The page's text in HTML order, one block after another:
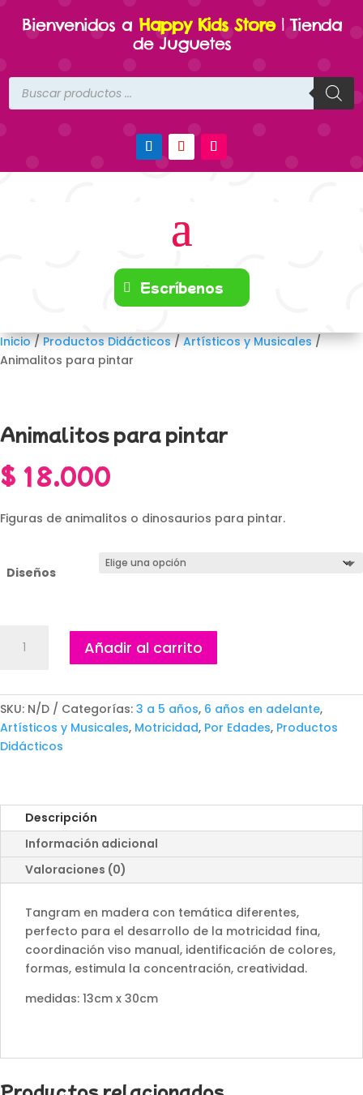
Bienvenidos a Happy Kids Store| Tienda
de Juguetes
Búsqueda
productos
Escríbenos
Inicio/Productos Didácticos/Artísticos y Musicales/
Animalitos para pintar
Animalitos para pintar
$ 18.000
Figuras de animalitos o dinosaurios para pintar.
Diseños
para
Añadir al carrito
SKU: N/D Categorías: 3 a 5 años, 6 años en adelante,
Artísticos y Musicales, Motricidad, Por Edades, Productos
Didácticos
Descripción
Información adicional
Valoraciones (0)
Tangram en madera con temática diferentes,
perfecto para el desarrollo de la motricidad fina,
coordinación viso manual, identificación de colores,
formas, estimula la concentración, creatividad.
medidas: 13cm x 30cm